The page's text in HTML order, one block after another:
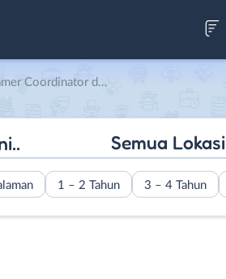
di Parlent World
Semua Lokasi
1 – 2 Tahun 3 – 4 Tahun